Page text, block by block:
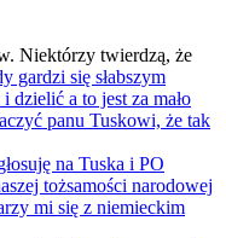
Niektórzy twierdzą, że
gardzi się słabszym
dzielić a to jest za mało
panu Tuskowi, że tak
na Tuska i PO
tożsamości narodowej
mi się z niemieckim